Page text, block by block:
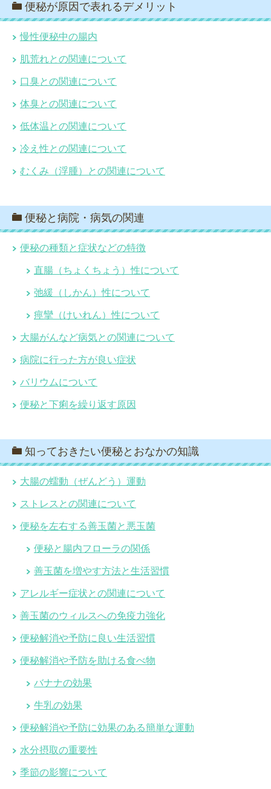
便秘が原因で表れるデメリット
慢性便秘中の腸内
肌荒れとの関連について
口臭との関連について
体臭との関連について
低体温との関連について
冷え性との関連について
むくみ（浮腫）との関連について
便秘と病院・病気の関連
便秘の種類と症状などの特徴
直腸（ちょくちょう）性について
弛緩（しかん）性について
痙攣（けいれん）性について
大腸がんなど病気との関連について
病院に行った方が良い症状
バリウムについて
便秘と下痢を繰り返す原因
知っておきたい便秘とおなかの知識
大腸の蠕動（ぜんどう）運動
ストレスとの関連について
便秘を左右する善玉菌と悪玉菌
便秘と腸内フローラの関係
善玉菌を増やす方法と生活習慣
アレルギー症状との関連について
善玉菌のウィルスへの免疫力強化
便秘解消や予防に良い生活習慣
便秘解消や予防を助ける食べ物
バナナの効果
牛乳の効果
便秘解消や予防に効果のある簡単な運動
水分摂取の重要性
季節の影響について